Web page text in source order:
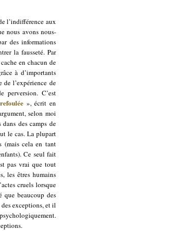
l’indifférence aux
nous avons nous-
des informations
la fausseté. Par
en chacun de
à d’importants
de l’expérience de
perversion. C’est
», écrit en
selon moi
des camps de
le cas. La plupart
(mais cela en tant
Ce seul fait
pas vrai que tout
les êtres humains
cruels lorsque
que beaucoup des
exceptions, et il